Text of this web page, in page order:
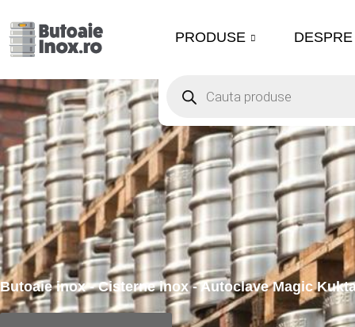
to
PRODUSE
search
Butoaie inox - Cisterne inox - Autoclave Magic